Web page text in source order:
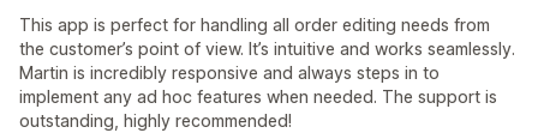
This app is perfect for handling all order editing needs from
the customer’s point of view. It’s intuitive and works seamlessly.
Martin is incredibly responsive and always steps in to
implement any ad hoc features when needed. The support is
outstanding, highly recommended!